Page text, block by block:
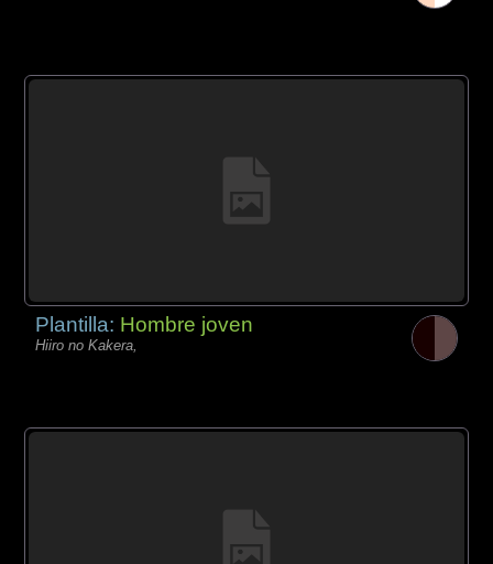
Plantilla: Hombre joven
Hiiro no Kakera,